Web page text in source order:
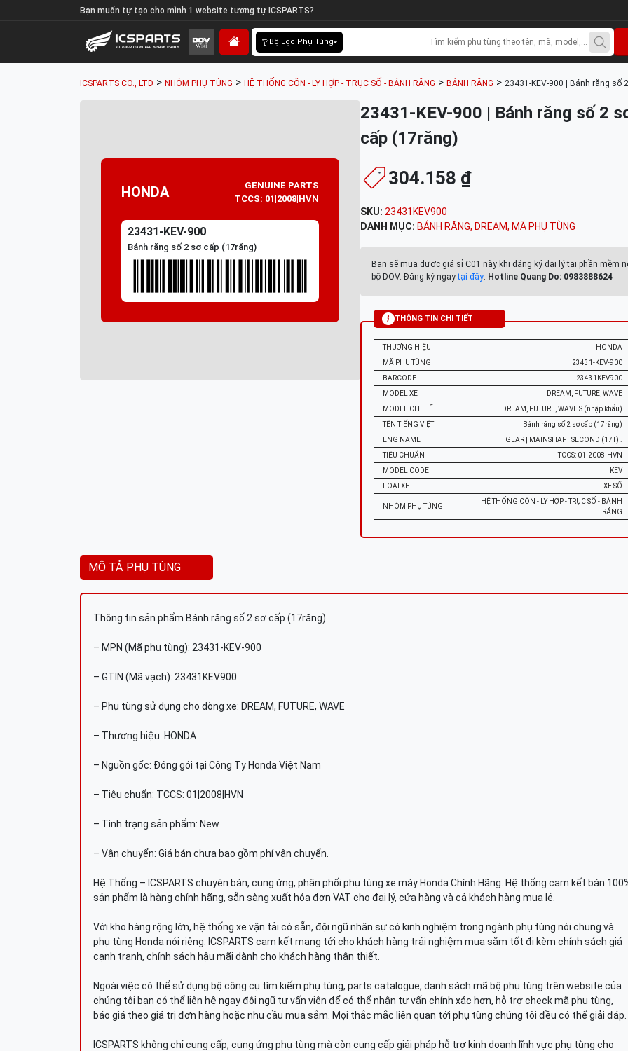
Bạn muốn tự tạo cho mình 1 website tương tự ICSPARTS?
Bộ Lọc Phụ Tùng
ICSPARTS CO., LTD > NHÓM PHỤ TÙNG > HỆ THỐNG CÔN - LY HỢP - TRỤC SỐ - BÁNH RĂNG > BÁNH RĂNG > 23431-KEV-900 | Bánh răng số
HONDA
GENUINE PARTS
TCCS: 01|2008|HVN
23431-KEV-900
Bánh răng số 2 sơ cấp (17răng)
23431-KEV-900 | Bánh răng số 2
cấp (17răng)
304.158 ₫
SKU: 23431KEV900
DANH MỤC: BÁNH RĂNG, DREAM, MÃ PHỤ TÙNG
Bạn sẽ mua được giá sỉ C01 này khi đăng ký đại lý tại phần mềm
bộ DOV. Đăng ký ngaytại đây. Hotline Quang Do: 0983888624
THÔNG TIN CHI TIẾT
THƯƠNG HIỆU
HONDA
MÃ PHỤ TÙNG
23431-KEV-900
BARCODE
23431KEV900
MODEL XE
DREAM, FUTURE, WAVE
MODEL CHI TIẾT
DREAM, FUTURE, WAVE S (nhập khẩu)
TÊN TIẾNG VIỆT
Bánh răng số 2 sơ cấp (17răng)
ENG NAME
GEAR | MAINSHAFT SECOND (17T) .
TIÊU CHUẨN
TCCS: 01|2008|HVN
MODEL CODE
KEV
LOẠI XE
XE SỐ
NHÓM PHỤ TÙNG
HỆ THỐNG CÔN - LY HỢP - TRỤC SỐ - BÁNH
RĂNG
MÔ TẢ PHỤ TÙNG
Thông tin sản phẩm Bánh răng số 2 sơ cấp (17răng)
– MPN (Mã phụ tùng): 23431-KEV-900
– GTIN (Mã vạch): 23431KEV900
– Phụ tùng sử dụng cho dòng xe: DREAM, FUTURE, WAVE
– Thương hiệu: HONDA
– Nguồn gốc: Đóng gói tại Công Ty Honda Việt Nam
– Tiêu chuẩn: TCCS: 01|2008|HVN
– Tình trạng sản phẩm: New
– Vận chuyển: Giá bán chưa bao gồm phí vận chuyển.
Hệ Thống – ICSPARTS chuyên bán, cung ứng, phân phối phụ tùng xe máy Honda Chính Hãng. Hệ thống cam kết bán
sản phẩm là hàng chính hãng, sẵn sàng xuất hóa đơn VAT cho đại lý, cửa hàng và cả khách hàng mua lẻ.
Với kho hàng rộng lớn, hệ thống xe vận tải có sẵn, đội ngũ nhân sự có kinh nghiệm trong ngành phụ tùng nói chung và
phụ tùng Honda nói riêng. ICSPARTS cam kết mang tới cho khách hàng trải nghiệm mua sắm tốt đi kèm chính sách giá
cạnh tranh, chính sách hậu mãi dành cho khách hàng thân thiết.
Ngoài việc có thể sử dụng bộ công cụ tìm kiếm phụ tùng, parts catalogue, danh sách mã bộ phụ tùng trên website của
chúng tôi bạn có thể liên hệ ngay đội ngũ tư vấn viên để có thể nhận tư vấn chính xác hơn, hỗ trợ check mã phụ tùng,
báo giá theo giá trị đơn hàng hoặc nhu cầu mua sắm. Mọi thắc mắc liên quan tới phụ tùng chúng tôi đều có thể giải đáp.
ICSPARTS không chỉ cung cấp, cung ứng phụ tùng mà còn cung cấp giải pháp hỗ trợ kinh doanh lĩnh vực phụ tùng cho